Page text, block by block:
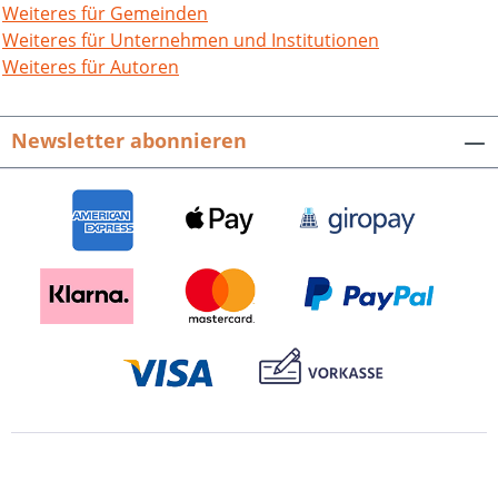
Weiteres für Gemeinden
Weiteres für Unternehmen und Institutionen
Weiteres für Autoren
Newsletter abonnieren